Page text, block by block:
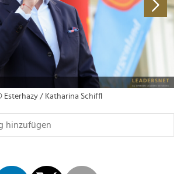
Esterhazy / Katharina Schiffl